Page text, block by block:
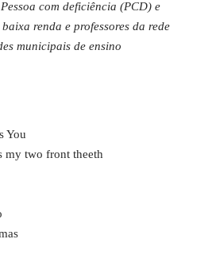
com deficiência (PCD) e
renda e professores da rede
municipais de ensino
You
my two front theeth